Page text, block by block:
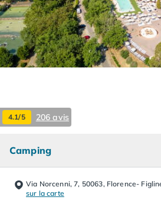
Camping Hourtin
Camping Lacanau
Camping Soulac sur Mer
Camping Vendays-Montalivet
Camping Les Landes
Camping Hossegor
Camping Messanges
Camping Sanguinet
Camping Seignosse
Camping Vieux Boucau les Bains
Camping Pyrénées Atlantiques
4.1/5 206 avis
Camping
Via Norcenni, 7, 50063, Florence-
sur la carte